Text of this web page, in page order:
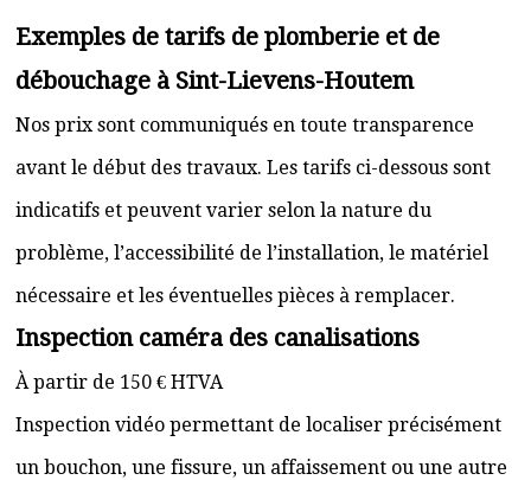
Exemples de tarifs de plomberie et de
débouchage à Sint-Lievens-Houtem
Nos prix sont communiqués en toute transparence
avant le début des travaux. Les tarifs ci-dessous sont
indicatifs et peuvent varier selon la nature du
problème, l’accessibilité de l’installation, le matériel
nécessaire et les éventuelles pièces à remplacer.
Inspection caméra des canalisations
À partir de 150 € HTVA
Inspection vidéo permettant de localiser précisément
un bouchon, une fissure, un affaissement ou une autre